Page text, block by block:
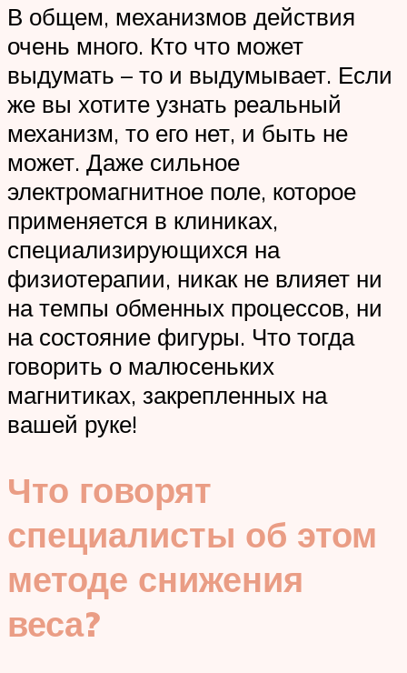
В общем, механизмов действия
очень много. Кто что может
выдумать – то и выдумывает. Если
же вы хотите узнать реальный
механизм, то его нет, и быть не
может. Даже сильное
электромагнитное поле, которое
применяется в клиниках,
специализирующихся на
физиотерапии, никак не влияет ни
на темпы обменных процессов, ни
на состояние фигуры. Что тогда
говорить о малюсеньких
магнитиках, закрепленных на
вашей руке!
Что говорят
специалисты об этом
методе снижения
веса?